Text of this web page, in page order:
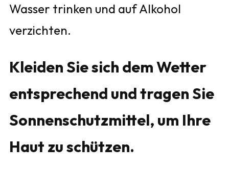
Wasser trinken und auf Alkohol
verzichten.
Kleiden Sie sich dem Wetter
entsprechend und tragen Sie
Sonnenschutzmittel, um Ihre
Haut zu schützen.